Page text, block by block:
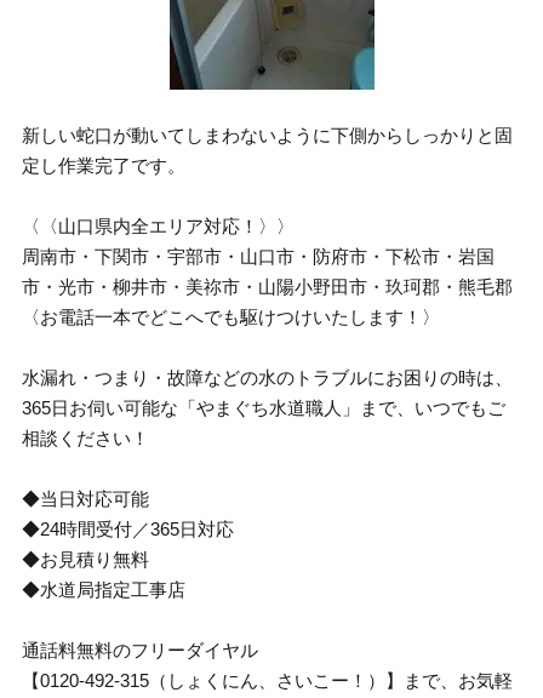
新しい蛇口が動いてしまわないように下側からしっかりと固
定し作業完了です。
〈〈山口県内全エリア対応！〉〉
周南市・下関市・宇部市・山口市・防府市・下松市・岩国
市・光市・柳井市・美祢市・山陽小野田市・玖珂郡・熊毛郡
〈お電話一本でどこへでも駆けつけいたします！〉
水漏れ・つまり・故障などの水のトラブルにお困りの時は、
365日お伺い可能な「やまぐち水道職人」まで、いつでもご
相談ください！
◆当日対応可能
◆24時間受付／365日対応
◆お見積り無料
◆水道局指定工事店
通話料無料のフリーダイヤル
【0120-492-315（しょくにん、さいこー！）】まで、お気軽